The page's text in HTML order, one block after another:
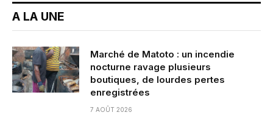
A LA UNE
Marché de Matoto : un incendie
nocturne ravage plusieurs
boutiques, de lourdes pertes
enregistrées
7 AOÛT 2026